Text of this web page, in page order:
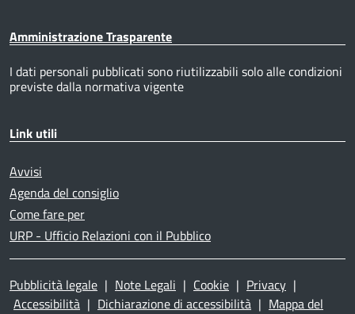
Amministrazione Trasparente
I dati personali pubblicati sono riutilizzabili solo alle condizioni
previste dalla normativa vigente
Link utili
Avvisi
Agenda del consiglio
Come fare per
URP - Ufficio Relazioni con il Pubblico
Pubblicità legale | Note Legali | Cookie | Privacy |
Accessibilità | Dichiarazione di accessibilità | Mappa del